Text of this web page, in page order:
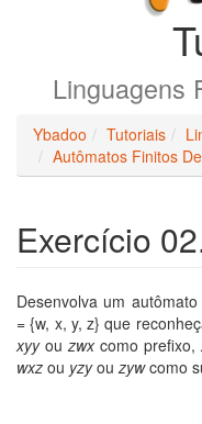
Linguagens
Ybadoo Tutoriais
Autômatos Finitos
Exercício
Desenvolva um
= {w, x, y, z} que
xyyouzwxcomo prefixo,
wxz ou yzyouzywcomo